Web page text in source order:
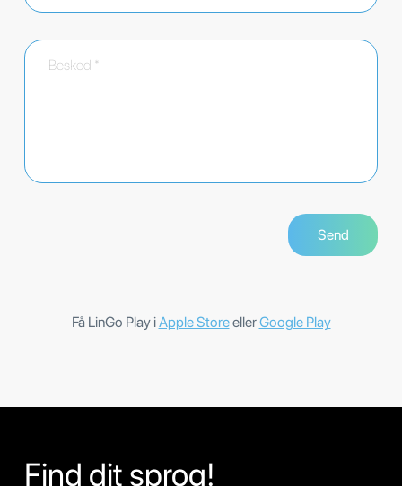
Få LinGo Play iApple StoreellerGoogle Play
Find dit sprog!